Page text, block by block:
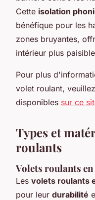
Cette isolation
bénéfique pour les
zones bruyantes,
intérieur plus
Pour plus
volet roulant,
disponibles sur ce
Types et
roulants
Volets roulants
Les volets roulants
pour leur durabilité